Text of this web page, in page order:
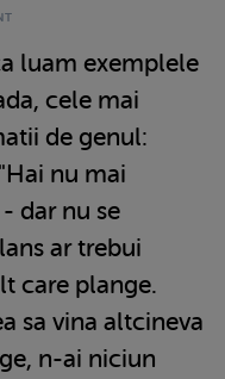
luam exemplele
cele mai
de genul:
nu mai
dar nu se
ar trebui
care plange.
sa vina altcineva
n-ai niciun